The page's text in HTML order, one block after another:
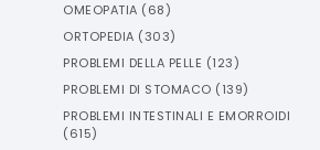
OMEOPATIA (68)
ORTOPEDIA (303)
PROBLEMI DELLA PELLE (123)
PROBLEMI DI STOMACO (139)
PROBLEMI INTESTINALI E EMORROIDI
(615)